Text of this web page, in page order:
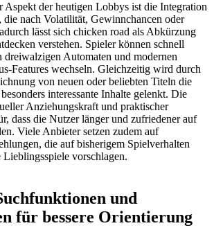
Aspekt der heutigen Lobbys ist die Integration
nach Volatilität, Gewinnchancen oder
lässt sich chicken road als Abkürzung
verstehen. Spieler können schnell
dreiwalzigen Automaten und modernen
Features wechseln. Gleichzeitig wird durch
von neuen oder beliebten Titeln die
interessante Inhalte gelenkt. Die
Anziehungskraft und praktischer
dass die Nutzer länger und zufriedener auf
Viele Anbieter setzen zudem auf
die auf bisherigem Spielverhalten
Lieblingsspiele vorschlagen.
und
für bessere Orientierung